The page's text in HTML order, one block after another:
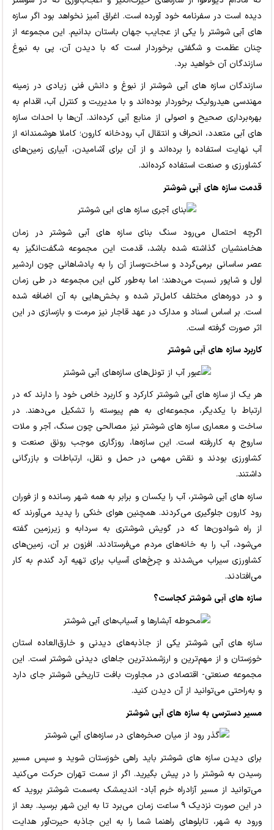
دیده است در سفرنامه خود آورده است. اغراق آمیز نخواهد بود اگر سازه
های آبی شوشتر را یکی از عجایب جهان باستان بدانیم. این مجموعه از
چنان عظمت و شگفتی برخوردار است که با دیدن آن، پی به نبوغ
سازندگان آن خواهید برد.
سازندگان سازه های آبی شوشتر از نبوغ و دانش فنی زیادی در زمینه
مهندسی هیدرولیک برخوردار بوده‌اند و با مدیریت و کنترل آب، اقدام به
بهره‌برداری صحیح و اصولی از منابع آبی کرده‌اند. آن‌ها با احداث سازه
های آبی متعدد، انحراف و انتقال آب رودخانه کارون؛ کاملا هوشمندانه از
آب نهایت استفاده را برده‌اند و از آن برای آشامیدن، آبیاری زمین‌های
کشاورزی و صنعت استفاده‌ کرده‌اند.
قدمت سازه های آبی شوشتر
اگرچه احتمال می‌رود سنگ بنای سازه های آبی شوشتر در زمان
هخامنشیان گذاشته شده باشد، قدمت این مجموعه شگفت‌انگیز به
عصر ساسانی برمی‌گردد و ساخت‌وساز آن را به پادشاهانی چون اردشیر
اول و شاپور نسبت می‌دهند؛ اما به‌طور کلی این مجموعه در طی زمان
و در دوره‌های مختلف کامل‌تر شده‌ و بخش‌هایی به آن اضافه شده
است. بر اساس اسناد و مدارک در عهد قاجار نیز مرمت و بازسازی در این
اثر صورت گرفته است.
کاربرد سازه های آبی شوشتر
هر یک از سازه های آبی شوشتر کارکرد و کاربرد خاص خود را دارند که در
ارتباط با یکدیگر، مجموعه‌ای به هم پیوسته را تشکیل می‌دهند. در
ساخت و معماری سازه های شوشتر نیز مصالحی چون سنگ، آجر و ملات
ساروج به کاررفته است. این سازه‌ها، روزگاری موجب رونق صنعت و
کشاورزی بودند و نقش مهمی در حمل و نقل، ارتباطات و بازرگانی
داشتند.
سازه های آبی شوشتر، آب را یکسان و برابر به همه‌ شهر رسانده و از فوران
رود کارون جلوگیری می‌کردند. همچنین هوای خنکی را پدید می‌آورند که
از راه شوادون‌ها که در گویش شوشتری به سردابه و زیرزمین گفته
می‌شود، آب را به خانه‌های مردم می‌فرستادند. افزون بر آن، زمین‌های
کشاورزی سیراب می‌شدند و چرخ‌های آسیاب برای تهیه آرد گندم به کار
می‌افتادند.
سازه های آبی شوشتر کجاست؟
سازه های آبی ‌شوشتر یکی از جاذبه‌های دیدنی و خارق‌العاده استان
خوزستان و از مهم‌ترین و ارزشمندترینجاهای دیدنی شوشتراست. این
مجموعه صنعتی- اقتصادی در مجاورت بافت تاریخی شوشتر جای دارد
و به‌راحتی می‌توانید از آن دیدن کنید.
مسیر دسترسی به سازه های آبی شوشتر
برای دیدن سازه های شوشتر باید راهی خوزستان شوید و سپس مسیر
رسیدن به شوشتر را در پیش بگیرید. اگر از سمت تهران حرکت می‌کنید
می‌توانید از مسیر آزادراه خرم آباد- اندیمشک به‌سمت شوشتر بروید که
در این صورت نزدیک ۹ ساعت زمان می‌برد تا به این شهر برسید. بعد از
ورود به شهر، تابلوهای راهنما شما را به این جاذبه حیرت‌آور هدایت